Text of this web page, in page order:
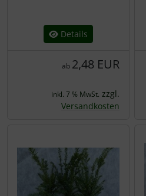
Details
ab 2,48 EUR
inkl. 7 % MwSt. zzgl.
Versandkosten